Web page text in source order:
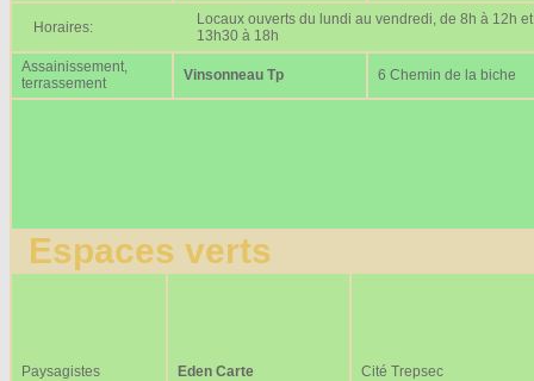
Horaires:
Locaux ouverts du lundi au vendredi, de 8h à 12h
13h30 à 18h
Assainissement,
terrassement
Vinsonneau Tp 6 Chemin de la biche
Espaces verts
Paysagistes Eden Carte Cité Trepsec